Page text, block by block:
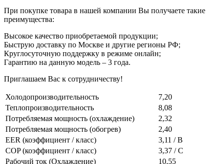
При покупке товара в нашей компании Вы получаете такие
преимущества:
Высокое качество приобретаемой продукции;
Быструю доставку по Москве и другие регионы РФ;
Круглосуточную поддержку в режиме онлайн;
Гарантию на данную модель – 3 года.
Приглашаем Вас к сотрудничеству!
Холодопроизводительность
7,20
Теплопроизводительность
8,08
Потребляемая мощность (охлаждение)
2,32
Потребляемая мощность (обогрев)
2,40
EER (коэффициент / класс)
3,11 / B
COP (коэффициент / класс)
3,37 / C
Рабочий ток (Охлаждение)
10,55